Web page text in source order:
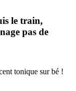
le train,
pas de
tonique sur bé !